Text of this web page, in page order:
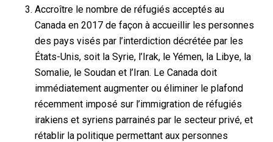
Accroître le nombre de réfugiés acceptés au
Canada en 2017 de façon à accueillir les personnes
des pays visés par l’interdiction décrétée par les
États-Unis, soit la Syrie, l’Irak, le Yémen, la Libye, la
Somalie, le Soudan et l’Iran. Le Canada doit
immédiatement augmenter ou éliminer le plafond
récemment imposé sur l’immigration de réfugiés
irakiens et syriens parrainés par le secteur privé, et
rétablir la politique permettant aux personnes